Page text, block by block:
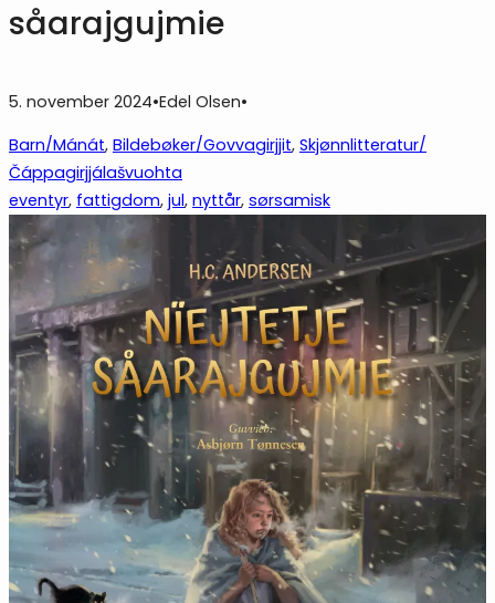
såarajgujmie
5. november 2024•Edel Olsen•
Barn/Mánát, Bildebøker/Govvagirjjit, Skjønnlitteratur/
Čáppagirjjálašvuohta
eventyr, fattigdom, jul, nyttår, sørsamisk